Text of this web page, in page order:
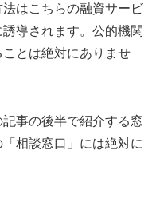
はこちらの融資サービ
導されます。公的機関
とは絶対にありませ
事の後半で紹介する窓
相談窓口」には絶対に